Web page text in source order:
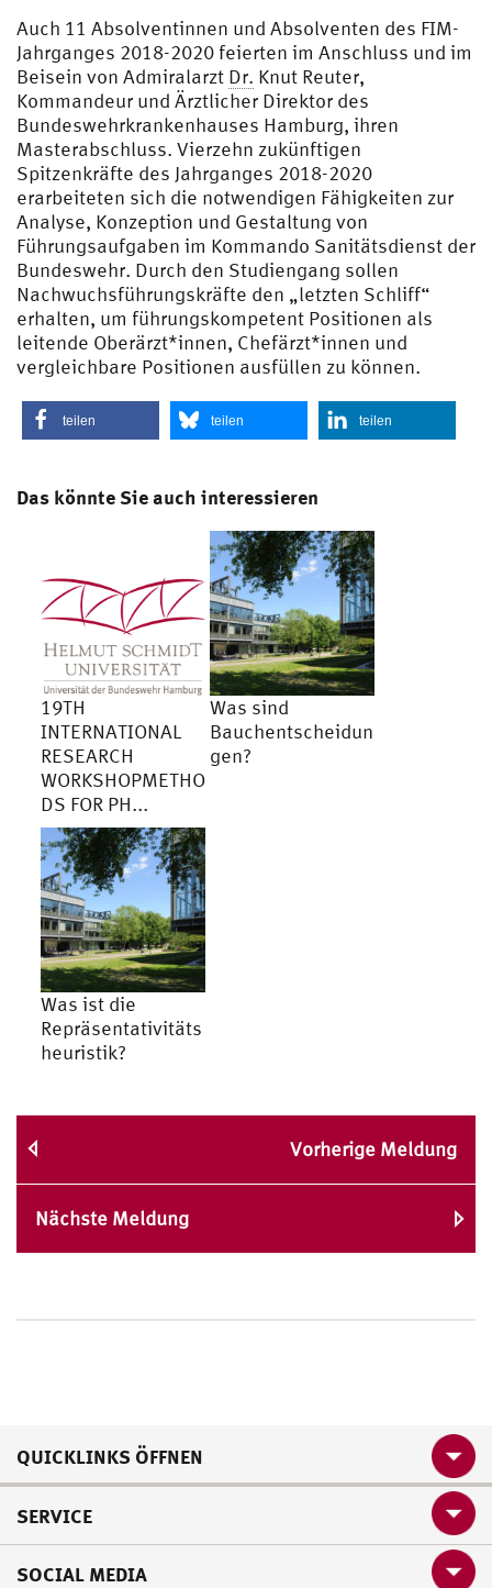
Auch 11 Absolventinnen und Absolventen des FIM-
Jahrganges 2018-2020 feierten im Anschluss und im
Beisein von Admiralarzt Dr. Knut Reuter,
Kommandeur und Ärztlicher Direktor des
Bundeswehrkrankenhauses Hamburg, ihren
Masterabschluss. Vierzehn zukünftigen
Spitzenkräfte des Jahrganges 2018-2020
erarbeiteten sich die notwendigen Fähigkeiten zur
Analyse, Konzeption und Gestaltung von
Führungsaufgaben im Kommando Sanitätsdienst der
Bundeswehr. Durch den Studiengang sollen
Nachwuchsführungskräfte den „letzten Schliff“
erhalten, um führungskompetent Positionen als
leitende Oberärzt*innen, Chefärzt*innen und
vergleichbare Positionen ausfüllen zu können.
teilen teilen teilen
Das könnte Sie auch interessieren
19TH
INTERNATIONAL
RESEARCH
WORKSHOPMETHO
DS FOR PH...
Was sind
Bauchentscheidun
gen?
Was ist die
Repräsentativitäts
heuristik?
Vorherige Meldung
Nächste Meldung
QUICKLINKS ÖFFNEN
SERVICE
SOCIAL MEDIA